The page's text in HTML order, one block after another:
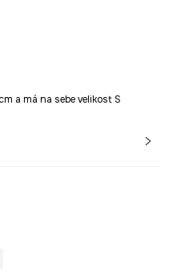
a má na sebe velikost S